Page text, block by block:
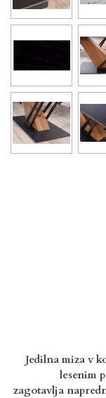
Jedilna miza v
lesenim
zagotavlja